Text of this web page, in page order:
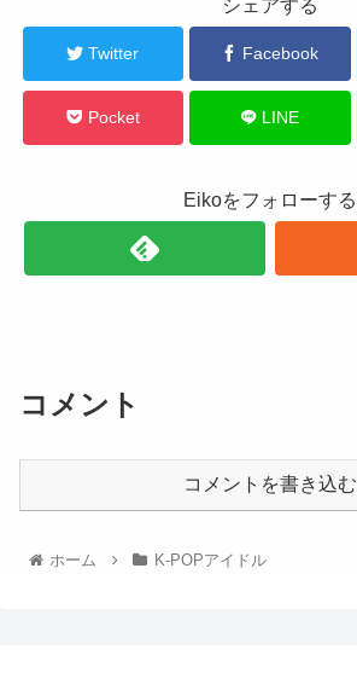
シェアする
Twitter Facebook
Pocket LINE
Eikoをフォローする
コメント
コメントを書き込む
ホーム K-POPアイドル